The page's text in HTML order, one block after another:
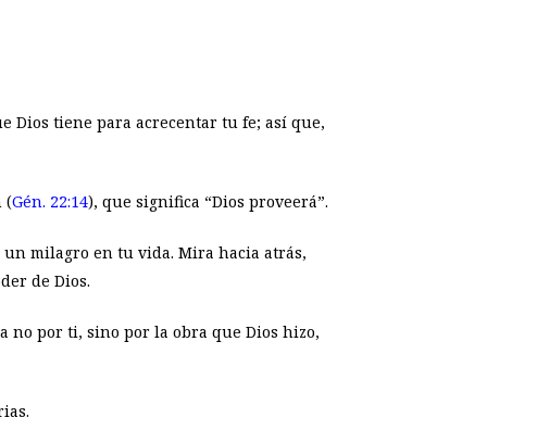
Dios tiene para acrecentar tu fe; así que,
(Gén. 22:14), que significa “Dios proveerá”.
milagro en tu vida. Mira hacia atrás,
de Dios.
no por ti, sino por la obra que Dios hizo,